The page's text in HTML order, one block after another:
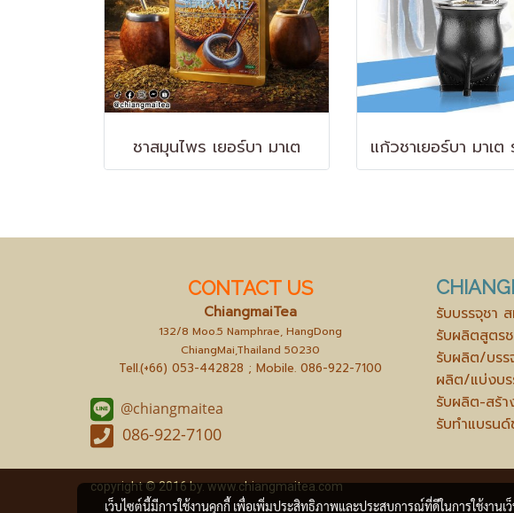
ชาสมุนไพร เยอร์บา มาเต
CONTACT US
ChiangmaiTea
132/8 Moo.5 Namphrae, HangDong
ChiangMai,Thailand 50230
Tell.(+66) 053-442828 ; Mobile. 086-922-7100
@chiangmaitea
086-922-7100
รับบรรจุชา
รับผลิตสูตร
รับผลิต/บรร
ผลิต/แบ่งบร
รับผลิต-สร้า
รับทำแบรนด์
copyright © 2016 by.www.chiangmaitea.com
เว็บไซต์นี้มีการใช้งานคุกกี้ เพื่อเพิ่มประสิทธิภาพและประสบการณ์ที่ดีในการใช้งาน